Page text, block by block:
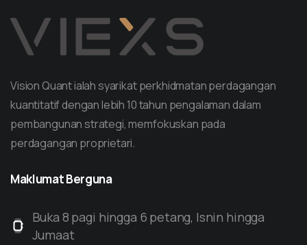
Vision Quant ialah syarikat perkhidmatan perdagangan
kuantitatif dengan lebih 10 tahun pengalaman dalam
pembangunan strategi, memfokuskan pada
perdagangan proprietari.
MaklumatBerguna
Buka 8 pagi hingga 6 petang, Isnin hingga
Jumaat